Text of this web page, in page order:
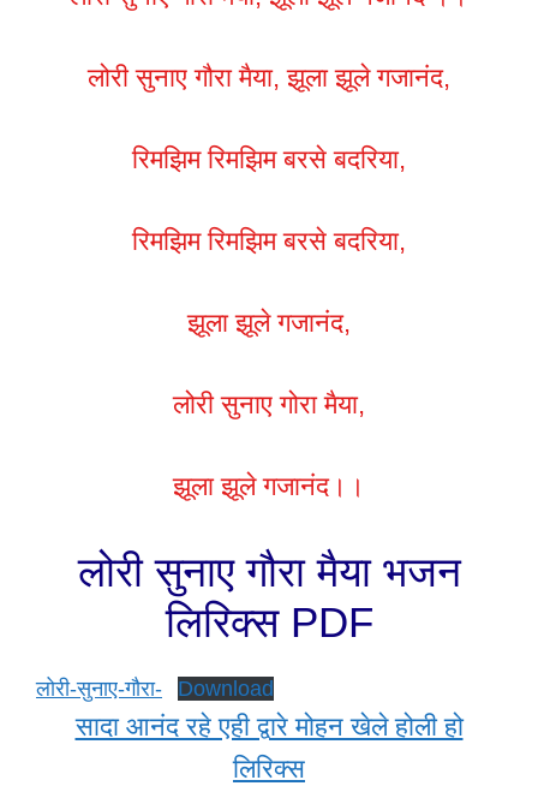
लोरी सुनाए गौरा मैया, झूला झूले गजानंद,
रिमझिम रिमझिम बरसे बदरिया,
रिमझिम रिमझिम बरसे बदरिया,
झूला झूले गजानंद,
लोरी सुनाए गोरा मैया,
झूला झूले गजानंद।।
लोरी सुनाए गौरा मैया भजन
लिरिक्स PDF
लोरी-सुनाए-गौरा- Download
सादा आनंद रहे एही द्वारे मोहन खेले होली हो
लिरिक्स